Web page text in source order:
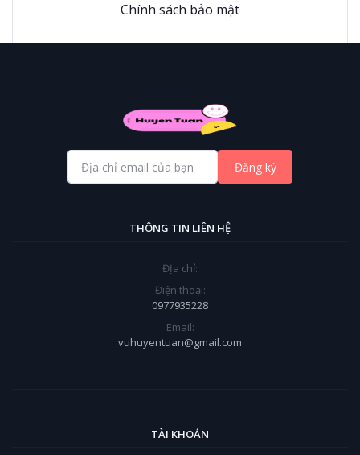
Chính sách bảo mật
Đăng ký
THÔNG TIN LIÊN HỆ
ĐỊa chỉ:
Điện thoại:
0977935228
Email:
vuhuyentuan@gmail.com
TÀI KHOẢN